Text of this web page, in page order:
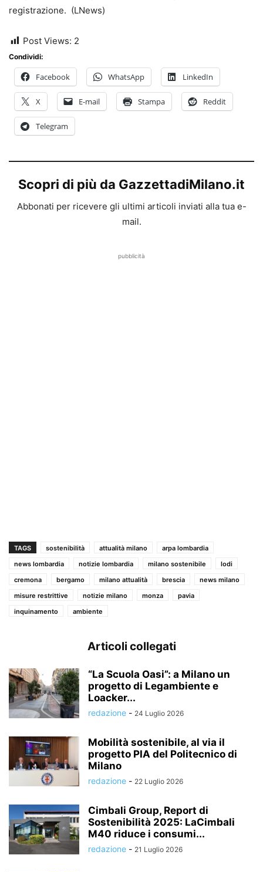
registrazione. (LNews)
Post Views: 2
Condividi:
Facebook WhatsApp LinkedIn
X E-mail Stampa Reddit
Telegram
Scopri di più da GazzettadiMilano.it
Abbonati per ricevere gli ultimi articoli inviati alla tua e-
mail.
pubblicità
TAGS sostenibilità attualità milano
arpa lombardia
news lombardia
notizie lombardia milano sostenibile
lodi
cremona
bergamo milano attualità brescia
news milano
misure restrittive
notizie milano monza
pavia
inquinamento
ambiente
Articoli collegati
“La Scuola Oasi”: a Milano un
progetto di Legambiente e
Loacker...
redazione - 24 Luglio 2026
Mobilità sostenibile, al via il
progetto PIA del Politecnico di
Milano
redazione - 22 Luglio 2026
Cimbali Group, Report di
Sostenibilità 2025: LaCimbali
M40 riduce i consumi...
redazione - 21 Luglio 2026